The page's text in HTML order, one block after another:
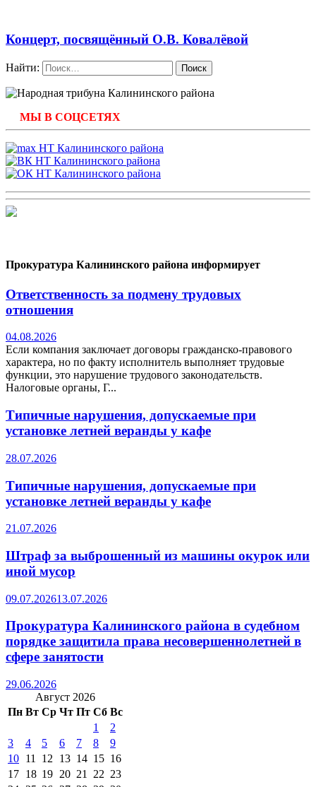
Концерт, посвящённый О.В. Ковалёвой
Найти:
МЫ В СОЦСЕТЯХ
Прокуратура Калининского района информирует
Ответственность за подмену трудовых
отношения
04.08.2026
Если компания заключает договоры гражданско-правового
характера, но по факту исполнитель выполняет трудовые
функции, это нарушение трудового законодательств.
Налоговые органы, Г...
Типичные нарушения, допускаемые при
установке летней веранды у кафе
28.07.2026
Типичные нарушения, допускаемые при
установке летней веранды у кафе
21.07.2026
Штраф за выброшенный из машины окурок или
иной мусор
09.07.202613.07.2026
Прокуратура Калининского района в судебном
порядке защитила права несовершеннолетней в
сфере занятости
29.06.2026
Август 2026
Пн Вт Ср Чт Пт Сб Вс
1
2
3
4 5 6 7 8
9
10 11 12 13 14 15 16
17 18 19 20 21 22 23